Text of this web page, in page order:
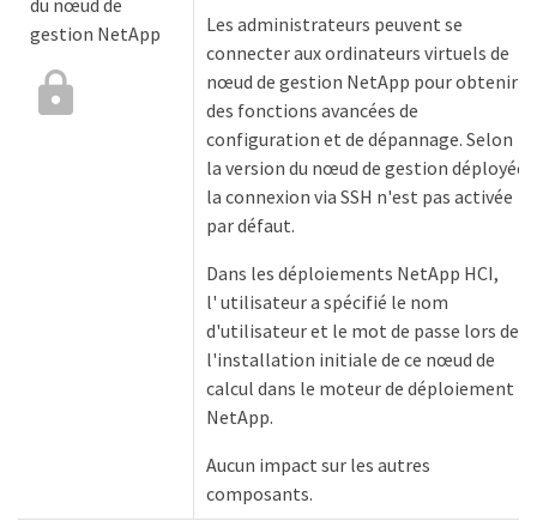
gestion NetApp
Les administrateurs peuvent se
connecter aux ordinateurs virtuels de
nœud de gestion NetApp pour obtenir
des fonctions avancées de
configuration et de dépannage. Selon
la version du nœud de gestion déployée,
la connexion via SSH n'est pas activée
par défaut.
Dans les déploiements NetApp HCI,
l' utilisateur a spécifié le nom
d'utilisateur et le mot de passe lors de
l'installation initiale de ce nœud de
calcul dans le moteur de déploiement
NetApp.
Aucun impact sur les autres
composants.